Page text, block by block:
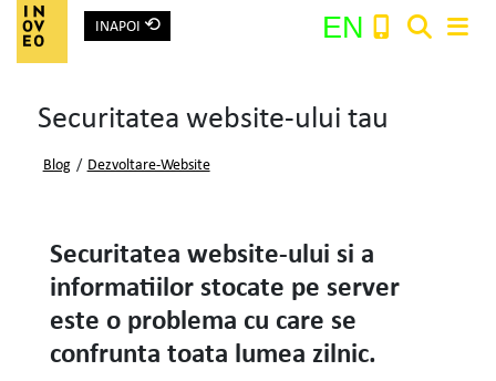
Main Navigation
INAPOI ⟲ EN
Search:
Securitatea website-ului tau
Blog / Dezvoltare-Website
Securitatea website-ului si a
informatiilor stocate pe server
este o problema cu care se
confrunta toata lumea zilnic.